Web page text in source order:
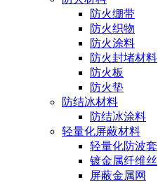
防火绷带
防火织物
防火涂料
防火封堵材料
防火板
防火垫
防结冰材料
防结冰涂料
轻量化屏蔽材料
轻量化防波套
镀金属纤维丝
屏蔽金属网